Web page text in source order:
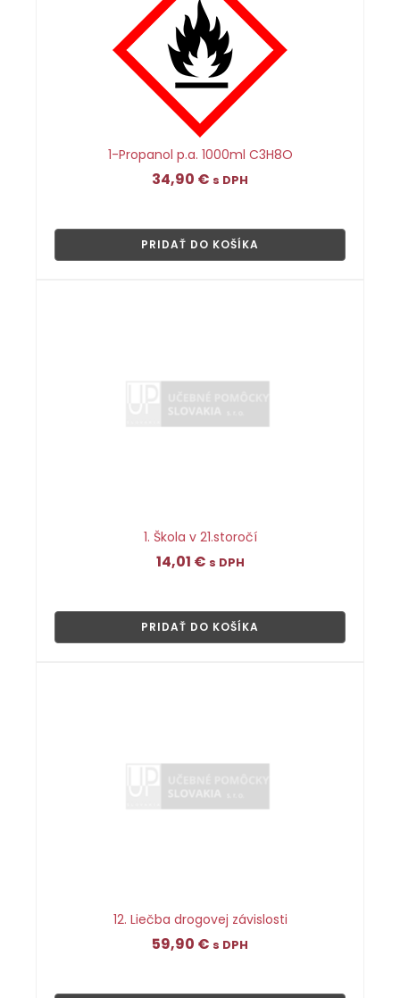
1-Propanol p.a. 1000ml C3H8O
34,90 € s DPH
PRIDAŤ DO KOŠÍKA
1. Škola v 21.storočí
14,01 € s DPH
PRIDAŤ DO KOŠÍKA
12. Liečba drogovej závislosti
59,90 € s DPH